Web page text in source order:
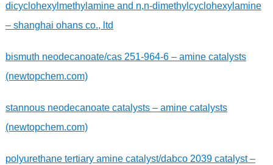
dicyclohexylmethylamine and n,n-dimethylcyclohexylamine
– shanghai ohans co., ltd
bismuth neodecanoate/cas 251-964-6 – amine catalysts
(newtopchem.com)
stannous neodecanoate catalysts – amine catalysts
(newtopchem.com)
polyurethane tertiary amine catalyst/dabco 2039 catalyst –